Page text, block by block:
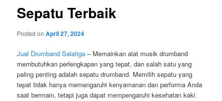
Sepatu Terbaik
Posted onApril 27, 2024
Jual Drumband Salatiga – Memainkan alat musik drumband
membutuhkan perlengkapan yang tepat, dan salah satu yang
paling penting adalah sepatu drumband. Memilih sepatu yang
tepat tidak hanya memengaruhi kenyamanan dan performa Anda
saat bermain, tetapi juga dapat mempengaruhi kesehatan kaki